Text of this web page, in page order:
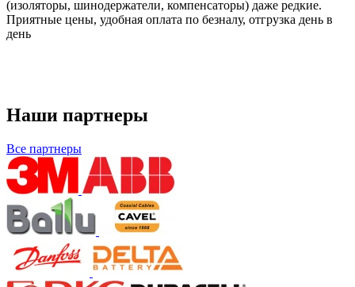
(изоляторы, шинодержатели, компенсаторы) даже редкие.
Приятные цены, удобная оплата по безналу, отгрузка день в
день
Наши партнеры
Все партнеры